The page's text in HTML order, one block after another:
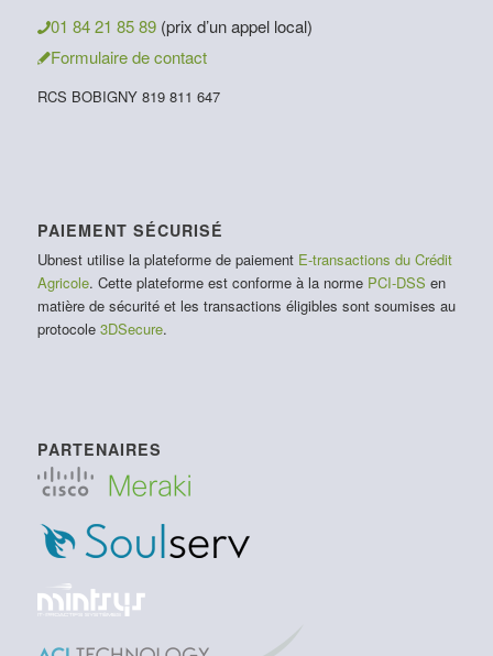
01 84 21 85 89 (prix d’un appel local)
Formulaire de contact
RCS BOBIGNY 819 811 647
PAIEMENT SÉCURISÉ
Ubnest utilise la plateforme de paiement E-transactions du Crédit
Agricole. Cette plateforme est conforme à la norme PCI-DSS en
matière de sécurité et les transactions éligibles sont soumises au
protocole 3DSecure.
PARTENAIRES